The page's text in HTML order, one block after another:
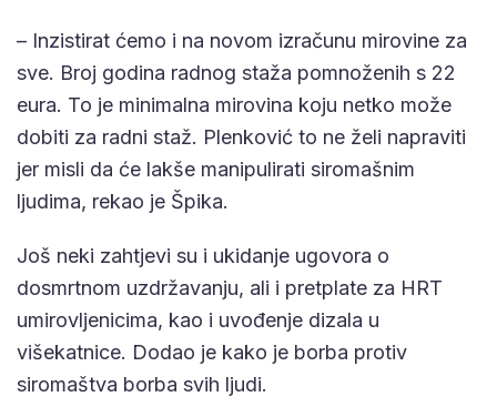
– Inzistirat ćemo i na novom izračunu mirovine za
sve. Broj godina radnog staža pomnoženih s 22
eura. To je minimalna mirovina koju netko može
dobiti za radni staž. Plenković to ne želi napraviti
jer misli da će lakše manipulirati siromašnim
ljudima, rekao je Špika.
Još neki zahtjevi su i ukidanje ugovora o
dosmrtnom uzdržavanju, ali i pretplate za HRT
umirovljenicima, kao i uvođenje dizala u
višekatnice. Dodao je kako je borba protiv
siromaštva borba svih ljudi.